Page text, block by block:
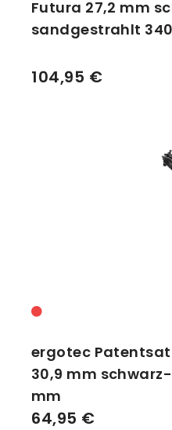
Futura 27,2 mm
sandgestrahlt
104,95 €
ergotec
30,9 mm
mm
64,95 €